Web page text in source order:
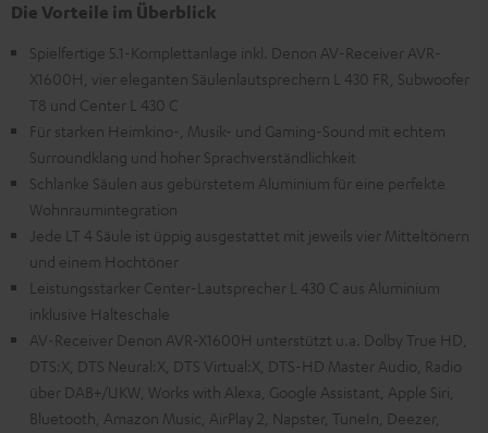
Die Vorteile im Überblick
Spielfertige 5.1-Komplettanlage inkl. Denon AV-Receiver AVR-
X1600H, vier eleganten Säulenlautsprechern L 430 FR, Subwoofer
T8 und Center L 430 C
Für starken Heimkino-, Musik- und Gaming-Sound mit echtem
Surroundklang und hoher Sprachverständlichkeit
Schlanke Säulen aus gebürstetem Aluminium für eine perfekte
Wohnraumintegration
Jede LT 4 Säule ist üppig ausgestattet mit jeweils vier Mitteltönern
und einem Hochtöner
Leistungsstarker Center-Lautsprecher L 430 C aus Aluminium
inklusive Halteschale
AV-Receiver Denon AVR-X1600H unterstützt u.a. Dolby True HD,
DTS:X, DTS Neural:X, DTS Virtual:X, DTS-HD Master Audio, Radio
über DAB+/UKW, Works with Alexa, Google Assistant, Apple Siri,
Bluetooth, Amazon Music, AirPlay 2, Napster, TuneIn, Deezer,